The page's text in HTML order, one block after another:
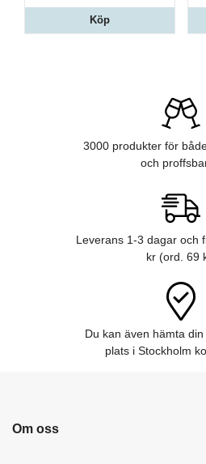
Köp
3000 produkter för
och
Leverans 1-3 dagar och
kr (ord. 69
Du kan även hämta
plats i Stockholm
Om oss